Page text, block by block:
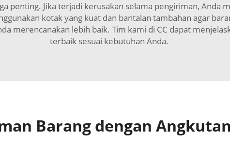
penting. Jika terjadi kerusakan selama pengiriman, Anda
kotak yang kuat dan bantalan tambahan agar
merencanakan lebih baik. Tim kami di CC dapat
terbaik sesuai kebutuhan Anda.
Barang dengan